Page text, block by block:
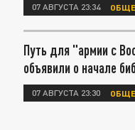
07 АВГУСТА 23:34
Путь для "армии с
объявили о начале
07 АВГУСТА 23:30